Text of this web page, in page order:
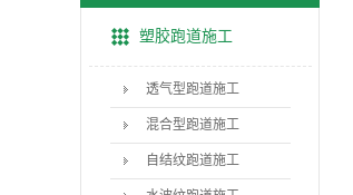
塑胶跑道施工
透气型跑道施工
混合型跑道施工
自结纹跑道施工